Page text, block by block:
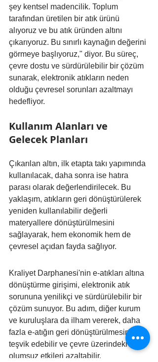
şey kentsel madencilik. Toplum
tarafından üretilen bir atık ürünü
alıyoruz ve bu atık üründen altını
çıkarıyoruz. Bu sınırlı kaynağın değerini
görmeye başlıyoruz," diyor. Bu süreç,
çevre dostu ve sürdürülebilir bir çözüm
sunarak, elektronik atıkların neden
olduğu çevresel sorunları azaltmayı
hedefliyor.
Kullanım Alanları ve
Gelecek Planları
Çıkarılan altın, ilk etapta takı yapımında
kullanılacak, daha sonra ise hatıra
parası olarak değerlendirilecek. Bu
yaklaşım, atıkların geri dönüştürülerek
yeniden kullanılabilir değerli
materyallere dönüştürülmesini
sağlayarak, hem ekonomik hem de
çevresel açıdan fayda sağlıyor.
Kraliyet Darphanesi'nin e-atıkları altına
dönüştürme girişimi, elektronik atık
sorununa yenilikçi ve sürdürülebilir bir
çözüm sunuyor. Bu adım, diğer kurum
ve kuruluşlara da ilham vererek, daha
fazla e-atığın geri dönüştürülmesini
teşvik edebilir ve çevre üzerindeki
olumsuz etkileri azaltabilir.